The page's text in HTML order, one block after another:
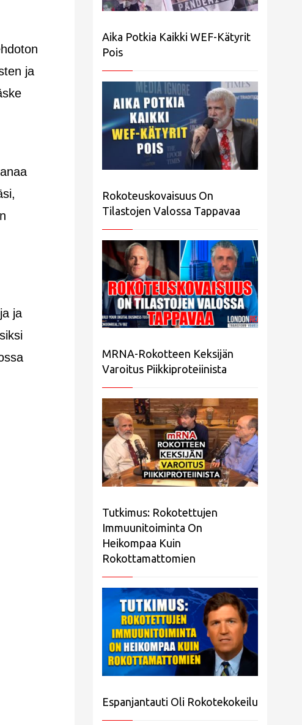
ja
ja
Aika Potkia Kaikki WEF-Kätyrit
Pois
Rokoteuskovaisuus On
Tilastojen Valossa Tappavaa
MRNA-Rokotteen Keksijän
Varoitus Piikkiproteiinista
Tutkimus: Rokotettujen
Immuunitoiminta On
Heikompaa Kuin
Rokottamattomien
Espanjantauti Oli Rokotekokeilu